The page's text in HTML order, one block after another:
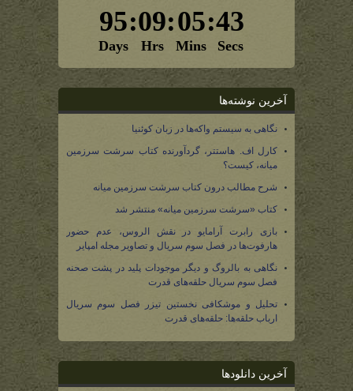
آخرین نوشته‌ها
نگاهی به سیستم واکه‌ها در زبان کوئنیا
کارل اف. هاستتر، گردآورنده کتاب سرشت سرزمین
میانه، کیست؟
شرح مطالب درون کتاب سرشت سرزمین میانه
کتاب «سرشت سرزمین میانه» منتشر شد
بازی رابرت آرامایو در نقش الروس، عدم حضور
هارفوت‌ها در فصل سوم سریال و تصاویر مجله امپایر
نگاهی به بالروگ و دیگر موجودات پلید در پشت صحنه
فصل سوم سریال حلقه‌های قدرت
تحلیل و موشکافی نخستین تیزر فصل سوم سریال
ارباب حلقه‌ها: حلقه‌های قدرت
آخرین دانلودها